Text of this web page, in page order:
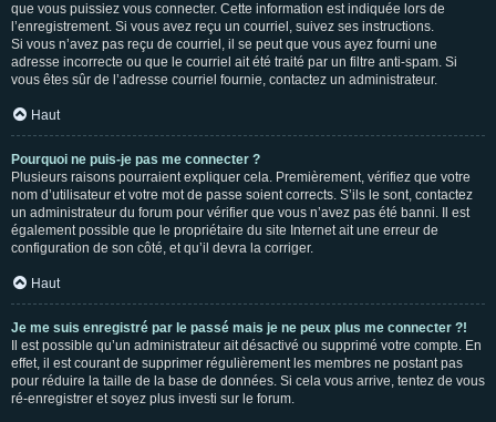
que vous puissiez vous connecter. Cette information est indiquée lors de
l’enregistrement. Si vous avez reçu un courriel, suivez ses instructions.
Si vous n’avez pas reçu de courriel, il se peut que vous ayez fourni une
adresse incorrecte ou que le courriel ait été traité par un filtre anti-spam. Si
vous êtes sûr de l’adresse courriel fournie, contactez un administrateur.
Haut
Pourquoi ne puis-je pas me connecter ?
Plusieurs raisons pourraient expliquer cela. Premièrement, vérifiez que votre
nom d’utilisateur et votre mot de passe soient corrects. S’ils le sont, contactez
un administrateur du forum pour vérifier que vous n’avez pas été banni. Il est
également possible que le propriétaire du site Internet ait une erreur de
configuration de son côté, et qu’il devra la corriger.
Haut
Je me suis enregistré par le passé mais je ne peux plus me connecter ?!
Il est possible qu’un administrateur ait désactivé ou supprimé votre compte. En
effet, il est courant de supprimer régulièrement les membres ne postant pas
pour réduire la taille de la base de données. Si cela vous arrive, tentez de vous
ré-enregistrer et soyez plus investi sur le forum.